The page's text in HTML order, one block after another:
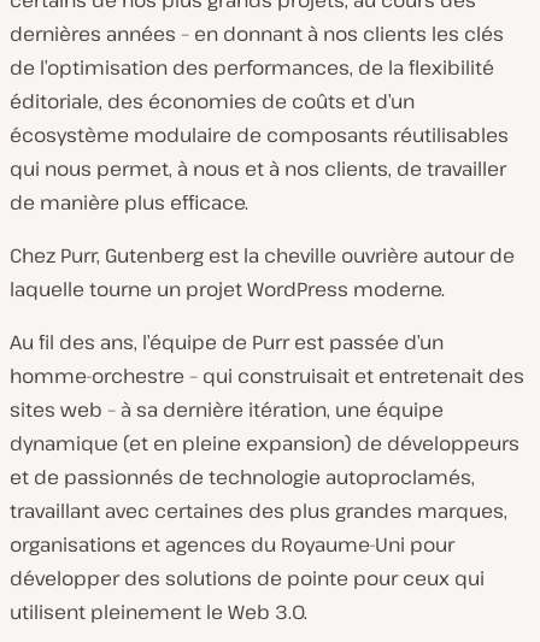
dernières années – en donnant à nos clients les clés
de l’optimisation des performances, de la flexibilité
éditoriale, des économies de coûts et d’un
écosystème modulaire de composants réutilisables
qui nous permet, à nous et à nos clients, de travailler
de manière plus efficace.
Chez Purr, Gutenberg est la cheville ouvrière autour de
laquelle tourne un projet WordPress moderne.
Au fil des ans, l’équipe de Purr est passée d’un
homme-orchestre – qui construisait et entretenait des
sites web – à sa dernière itération, une équipe
dynamique (et en pleine expansion) de développeurs
et de passionnés de technologie autoproclamés,
travaillant avec certaines des plus grandes marques,
organisations et agences du Royaume-Uni pour
développer des solutions de pointe pour ceux qui
utilisent pleinement le Web 3.0.